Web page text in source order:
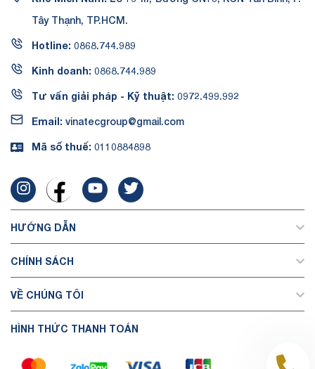
Tây Thạnh, TP.HCM.
Hotline: 0868.744.989
Kinh doanh: 0868.744.989
Tư vấn giải pháp - Kỹ thuật: 0972.499.992
Email: vinatecgroup@gmail.com
Mã số thuế: 0110884898
HƯỚNG DẪN
CHÍNH SÁCH
VỀ CHÚNG TÔI
HÌNH THỨC THANH TOÁN